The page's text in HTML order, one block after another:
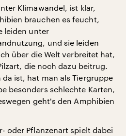
Klimawandel, ist klar,
brauchen es feucht,
leiden unter
und sie leiden
über die Welt verbreitet hat,
die noch dazu beitrug.
ist, hat man als Tiergruppe
besonders schlechte Karten,
geht's den Amphibien
oder Pflanzenart spielt dabei